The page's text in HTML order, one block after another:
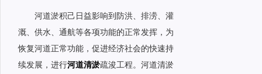
河道淤积己日益影响到防洪、排涝、灌
溉、供水、通航等各项功能的正常发挥，为
恢复河道正常功能，促进经济社会的快速持
续发展，进行河道清淤疏浚工程。河道清淤